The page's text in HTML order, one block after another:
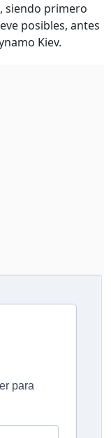
siendo primero
posibles, antes
Kiev.